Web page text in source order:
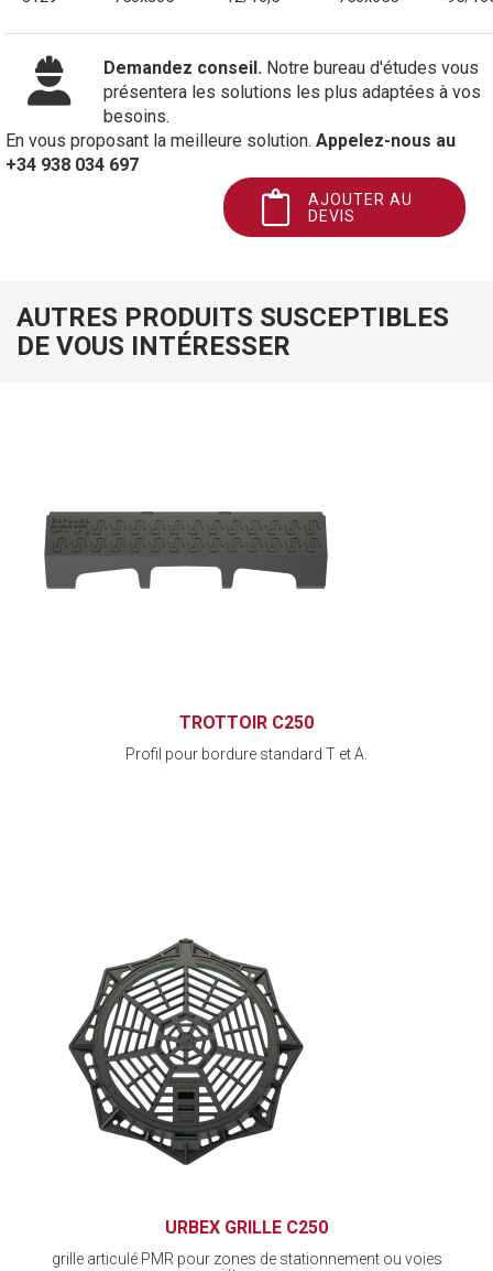
Demandez conseil. Notre bureau d'études vous
présentera les solutions les plus adaptées à vos
besoins.
En vous proposant la meilleure solution. Appelez-nous au
+34 938 034 697
AJOUTER AU
DEVIS
AUTRES PRODUITS SUSCEPTIBLES
DE VOUS INTÉRESSER
TROTTOIR C250
Profil pour bordure standard T et A.
URBEX GRILLE C250
grille articulé PMR pour zones de stationnement ou voies